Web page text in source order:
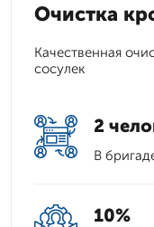
Очистка
Качественная
сосулек
2
В
10%